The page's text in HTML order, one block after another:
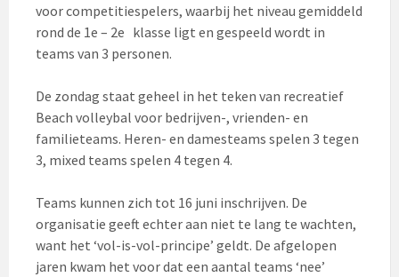
voor competitiespelers, waarbij het niveau gemiddeld
rond de 1e – 2e klasse ligt en gespeeld wordt in
teams van 3 personen.
De zondag staat geheel in het teken van recreatief
Beach volleybal voor bedrijven-, vrienden- en
familieteams. Heren- en damesteams spelen 3 tegen
3, mixed teams spelen 4 tegen 4.
Teams kunnen zich tot 16 juni inschrijven. De
organisatie geeft echter aan niet te lang te wachten,
want het ‘vol-is-vol-principe’ geldt. De afgelopen
jaren kwam het voor dat een aantal teams ‘nee’